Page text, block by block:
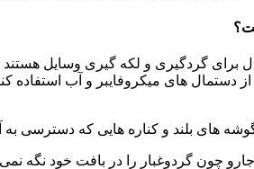
برای گردگیری و لکه گیری وسایل
از دستمال های میکروفایبر و آب
چون گردوغبار را در بافت خود نگه